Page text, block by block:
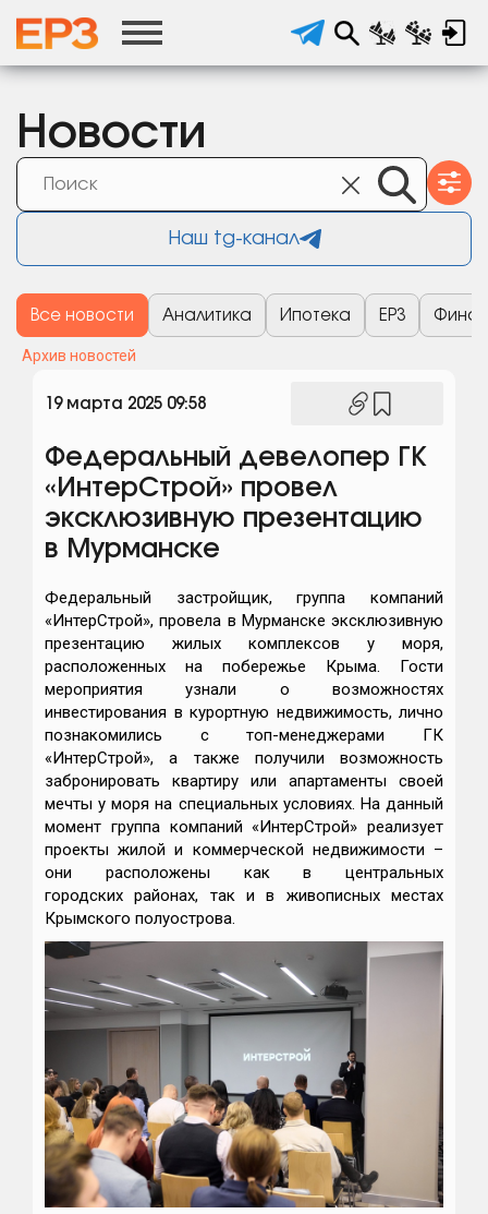
Новости
Наш tg-канал
Все новости Аналитика Ипотека ЕРЗ
Архив новостей
19 марта 2025 09:58
Федеральный девелопер ГК
«ИнтерСтрой» провел
эксклюзивную презентацию
в Мурманске
Федеральный застройщик, группа компаний
«ИнтерСтрой», провела в Мурманске эксклюзивную
презентацию жилых комплексов у моря,
расположенных на побережье Крыма. Гости
мероприятия узнали о возможностях
инвестирования в курортную недвижимость, лично
познакомились с топ-менеджерами ГК
«ИнтерСтрой», а также получили возможность
забронировать квартиру или апартаменты своей
мечты у моря на специальных условиях. На данный
момент группа компаний «ИнтерСтрой» реализует
проекты жилой и коммерческой недвижимости –
они расположены как в центральных
городских районах, так и в живописных местах
Крымского полуострова.